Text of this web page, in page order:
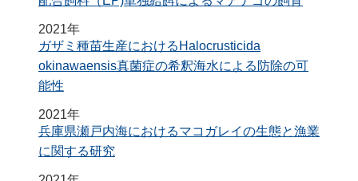
2021年
ガザミ種苗生産におけるHalocrusticida
okinawaensis真菌症の希釈海水による防除の可
能性
2021年
兵庫県瀬戸内海におけるマコガレイの生態と漁業
に関する研究